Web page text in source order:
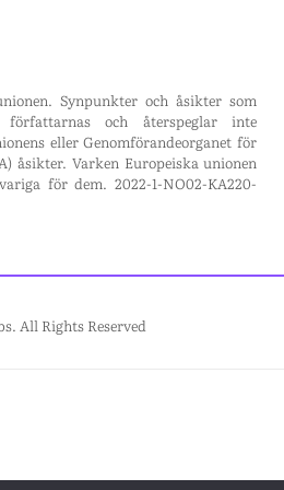
Synpunkter och åsikter som
och återspeglar inte
eller Genomförandeorganet för
åsikter. Varken Europeiska unionen
för dem. 2022-1-NO02-KA220-
All Rights Reserved